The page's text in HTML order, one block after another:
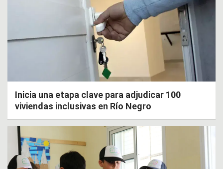
Inicia una etapa clave para adjudicar 100
viviendas inclusivas en Río Negro